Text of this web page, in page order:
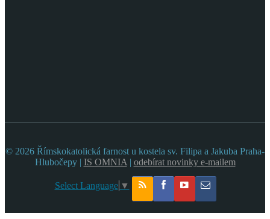
© 2026 Římskokatolická farnost u kostela sv. Filipa a Jakuba Praha-
Hlubočepy | IS OMNIA | odebírat novinky e-mailem
Select Language ▼